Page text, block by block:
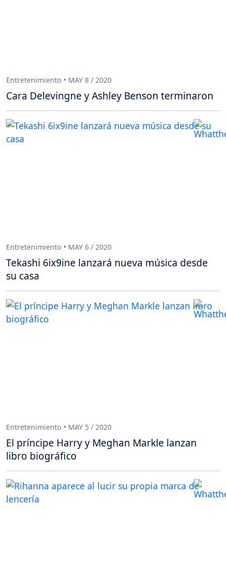
Entretenimiento • MAY 8 / 2020
Cara Delevingne y Ashley Benson terminaron
Entretenimiento • MAY 6 / 2020
Tekashi 6ix9ine lanzará nueva música desde
su casa
Entretenimiento • MAY 5 / 2020
El príncipe Harry y Meghan Markle lanzan
libro biográfico